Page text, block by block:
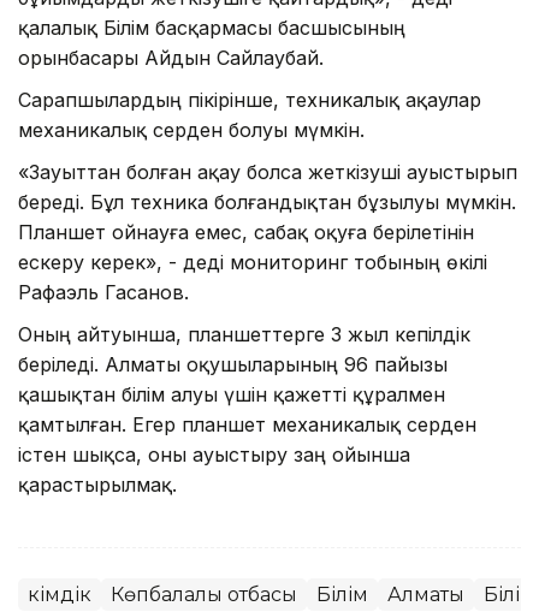
қалалық Білім басқармасы басшысының
орынбасары Айдын Сайлаубай.
Сарапшылардың пікірінше, техникалық ақаулар
механикалық әсерден болуы мүмкін.
«Зауыттан болған ақау болса жеткізуші ауыстырып
береді. Бұл техника болғандықтан бұзылуы мүмкін.
Планшет ойнауға емес, сабақ оқуға берілетінін
ескеру керек», - деді мониторинг тобының өкілі
Рафаэль Гасанов.
Оның айтуынша, планшеттерге 3 жыл кепілдік
беріледі. Алматы оқушыларының 96 пайызы
қашықтан білім алуы үшін қажетті құралмен
қамтылған. Егер планшет механикалық әсерден
істен шықса, оны ауыстыру заң ойынша
қарастырылмақ.
Әкімдік Көпбалалы отбасы Білім Алматы